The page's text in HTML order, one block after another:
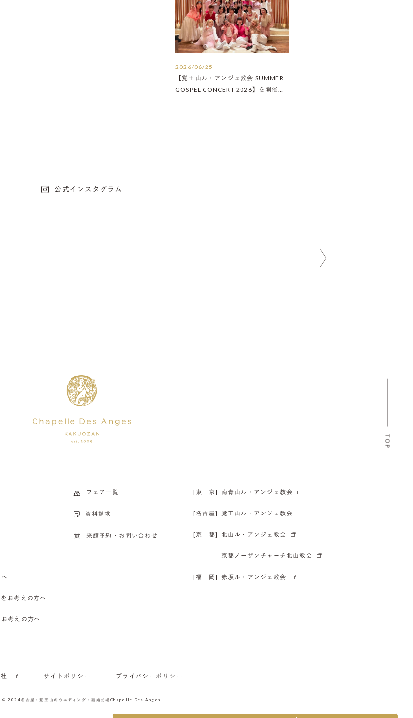
2026/06/25
【覚王山ル・アンジェ教会 SUMMER
GOSPEL CONCERT 2026】を開催い
公式インスタグラム
TOP
お考えの方へ
考えの方へ
フェア一覧
資料請求
来館予約・お問い合わせ
[東 京] 南青山ル・アンジェ教会
[名古屋] 覚王山ル・アンジェ教会
[京 都] 北山ル・アンジェ教会
京都ノーザンチャーチ北山教会
[福 岡] 赤坂ル・アンジェ教会
サイトポリシー プライバシーポリシー
© 2024名古屋・覚王山のウエディング・結婚式場 Chapelle Des Anges